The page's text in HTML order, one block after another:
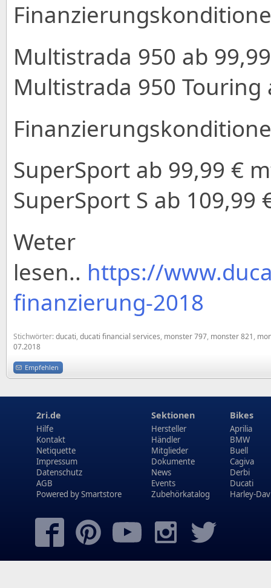
Multistrada 950 ab
Multistrada 950 Touring
SuperSport ab 99,99 €
SuperSport S ab 109,99
Weter
lesen.. https://
finanzierung-2018
Stichwörter:ducati, ducati financial services, monster 797, monster 821,
07.2018
Empfehlen
2ri.de
Hilfe
Kontakt
Netiquette
Impressum
Datenschutz
AGB
Powered bySmartstore
Sektionen
Hersteller
Händler
Mitglieder
Dokumente
News
Events
Zubehörkatalog
Bikes
Aprilia
BMW
Buell
Cagiva
Derbi
Ducati
Harley-